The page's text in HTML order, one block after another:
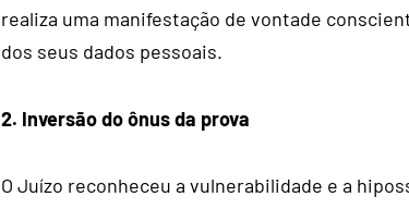
realiza uma manifestação de vontade
dos seus dados pessoais.
2. Inversão do ônus da prova
O Juízo reconheceu a vulnerabilidade e a